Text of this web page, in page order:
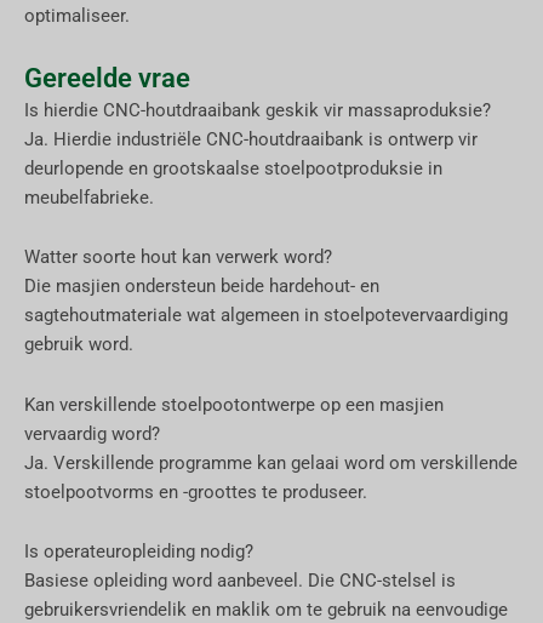
optimaliseer.
Gereelde vrae
Is hierdie CNC-houtdraaibank geskik vir massaproduksie?
Ja. Hierdie industriële CNC-houtdraaibank is ontwerp vir
deurlopende en grootskaalse stoelpootproduksie in
meubelfabrieke.
Watter soorte hout kan verwerk word?
Die masjien ondersteun beide hardehout- en
sagtehoutmateriale wat algemeen in stoelpotevervaardiging
gebruik word.
Kan verskillende stoelpootontwerpe op een masjien
vervaardig word?
Ja. Verskillende programme kan gelaai word om verskillende
stoelpootvorms en -groottes te produseer.
Is operateuropleiding nodig?
Basiese opleiding word aanbeveel. Die CNC-stelsel is
gebruikersvriendelik en maklik om te gebruik na eenvoudige